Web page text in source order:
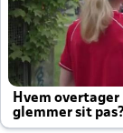
Hvem overtager
glemmer sit
altid til efter